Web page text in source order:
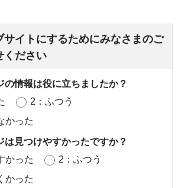
サイトにするためにみなさまのご
ください
の情報は役に立ちましたか？
2：ふつう
かった
は見つけやすかったですか？
かった
2：ふつう
かった